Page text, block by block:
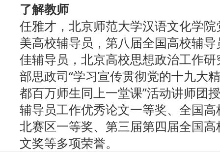
了解教师
任雅才，北京师范大学汉语文化学
美高校辅导员，第八届全国高校辅
佳辅导员，北京高校思想政治工作
部思政司“学习宣传贯彻党的十九大
都百万师生同上一堂课”活动讲师团
辅导员工作优秀论文一等奖、全国
北赛区一等奖、第三届第四届全国
文奖等多项荣誉。